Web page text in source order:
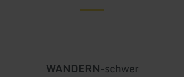
Art
WANDERN-Schwierigkeit:
schwer